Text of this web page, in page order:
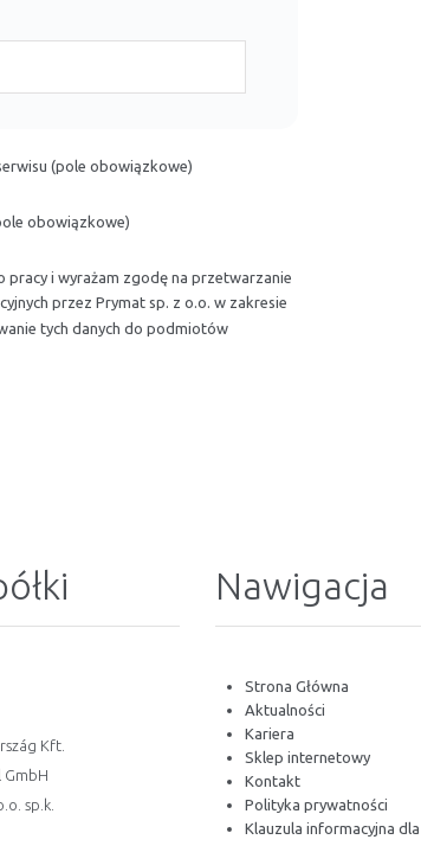
(pole obowiązkowe)
obowiązkowe)
pracy i wyrażam zgodę na przetwarzanie
przez Prymat sp. z o.o. w zakresie
tych danych do podmiotów
Kft.
sp.k.
Nawigacja
Strona Główna
Aktualności
Kariera
Sklep internetowy
Kontakt
Polityka prywatności
Klauzula informacyjna